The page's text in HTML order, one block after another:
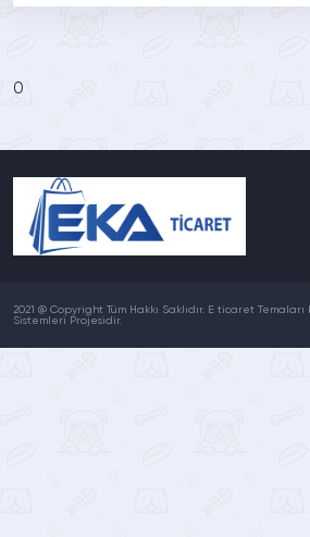
0
2021 @ Copyright Tüm Hakkı Saklıdır. E ticaret
Sistemleri Projesidir.